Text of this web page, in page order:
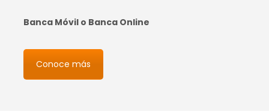
Banca Móvil o Banca Online
Conoce más